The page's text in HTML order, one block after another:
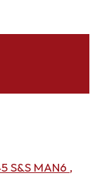
S&S MAN6 ,